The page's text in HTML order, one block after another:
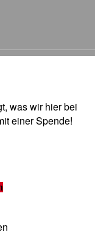
was wir hier bei
einer Spende!